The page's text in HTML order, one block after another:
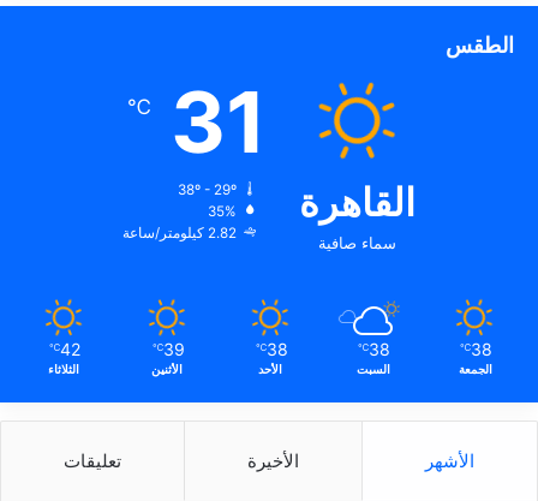
الطقس
القاهرة
سماء صافية
31
℃
35%
2.82 كيلومتر/ساعة
38
℃
الجمعة
38
℃
السبت
38
℃
الأحد
39
℃
الأثنين
42
℃
الثلاثاء
الأشهر الأخيرة تعليقات